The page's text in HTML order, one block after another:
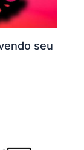
seu